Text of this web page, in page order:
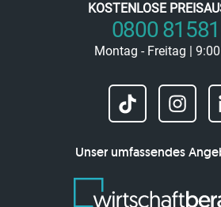
KOSTENLOSE
0800
Montag - Freitag |
Unser umfassendes